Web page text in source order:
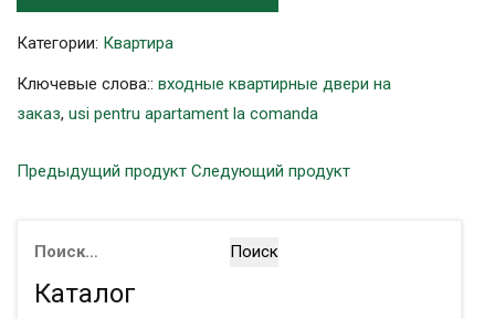
Категории: Квартира
Ключевые слова:: входные квартирные двери на
заказ, usi pentru apartament la comanda
Предыдущий продукт Следующий продукт
Найти:
Каталог